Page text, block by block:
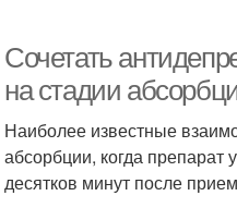
антидепрессанты
Трясеты от
антидепрессантов
Сочетать
на стадии
Наиболее известные
абсорбции, когда препарат
десятков минут после